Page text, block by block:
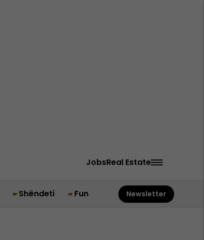
JobsReal Estate
Shëndeti Fun Newsletter